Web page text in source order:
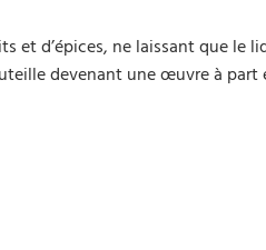
et d’épices, ne laissant que le
devenant une œuvre à part